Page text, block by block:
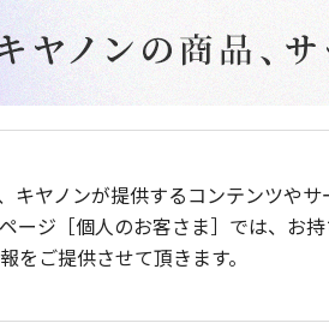
キヤノンが提供するコンテンツや
ージ［個人のお客さま］では、お
をご提供させて頂きます。